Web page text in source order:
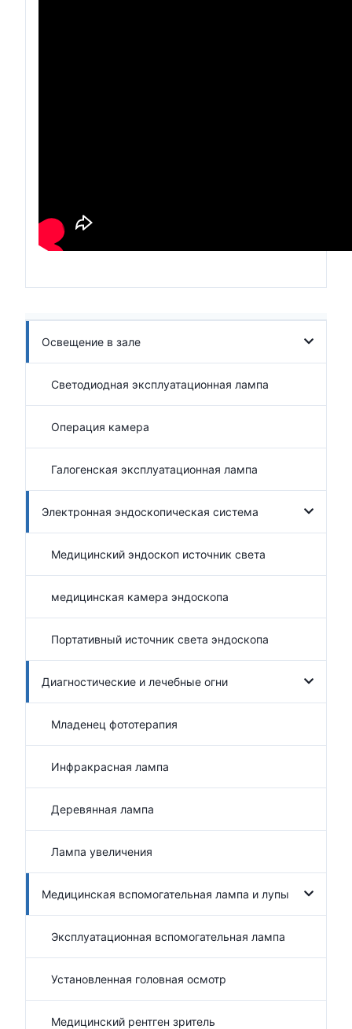
Освещение в зале
Светодиодная эксплуатационная лампа
Операция камера
Галогенская эксплуатационная лампа
Электронная эндоскопическая система
Медицинский эндоскоп источник света
медицинская камера эндоскопа
Портативный источник света эндоскопа
Диагностические и лечебные огни
Младенец фототерапия
Инфракрасная лампа
Деревянная лампа
Лампа увеличения
Медицинская вспомогательная лампа и лупы
Эксплуатационная вспомогательная лампа
Установленная головная осмотр
Медицинский рентген зритель